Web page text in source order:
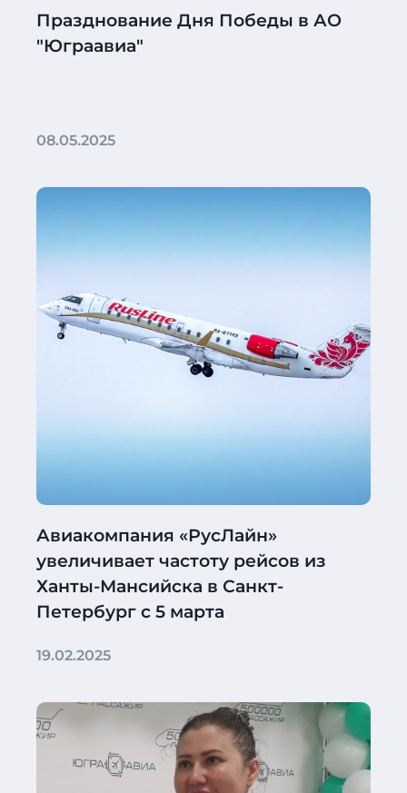
Празднование Дня Победы в АО
"Юграавиа"
08.05.2025
Авиакомпания «РусЛайн»
увеличивает частоту рейсов из
Ханты-Мансийска в Санкт-
Петербург с 5 марта
19.02.2025